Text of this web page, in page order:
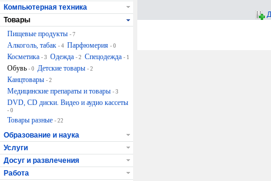
Компьютерная техника
Товары
Пищевые продукты - 7
Алкоголь, табак - 4 Парфюмерия - 0
Косметика - 3 Одежда - 2 Спецодежда - 1
Обувь - 0 Детские товары - 2
Канцтовары - 2
Медицинские препараты и товары - 3
DVD, CD диски. Видео и аудио кассеты
- 0
Товары разные - 22
Образование и наука
Услуги
Досуг и развлечения
Работа